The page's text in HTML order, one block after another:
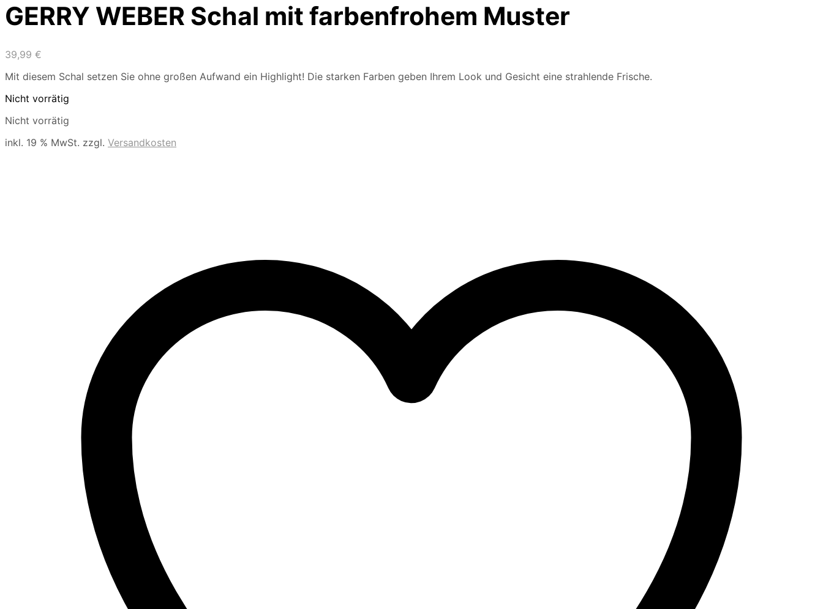
GERRY WEBER Schal mit farbenfrohem Muster
39,99 €
Mit diesem Schal setzen Sie ohne großen Aufwand ein Highlight! Die starken Farben geben Ihrem Look und Gesicht eine strahlende Frische.
Nicht vorrätig
Nicht vorrätig
inkl. 19 % MwSt. zzgl. Versandkosten